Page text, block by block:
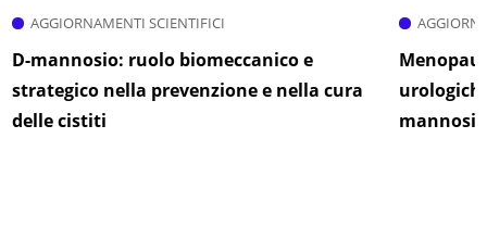
AGGIORNAMENTI SCIENTIFICI
D-mannosio: ruolo biomeccanico e
strategico nella prevenzione e nella cura
delle cistiti
mannosio